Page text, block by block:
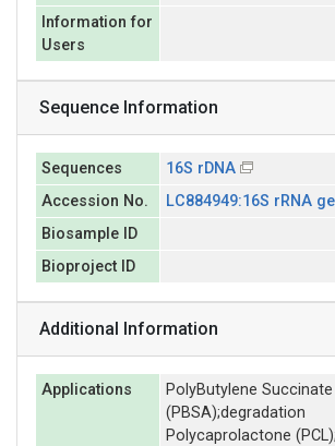
Information for
Users
Sequence Information
Sequences
16S rDNA
Accession No.
LC884949:16S rRNA
Biosample ID
Bioproject ID
Additional Information
Applications
PolyButylene
(PBSA);degradation
Polycaprolactone